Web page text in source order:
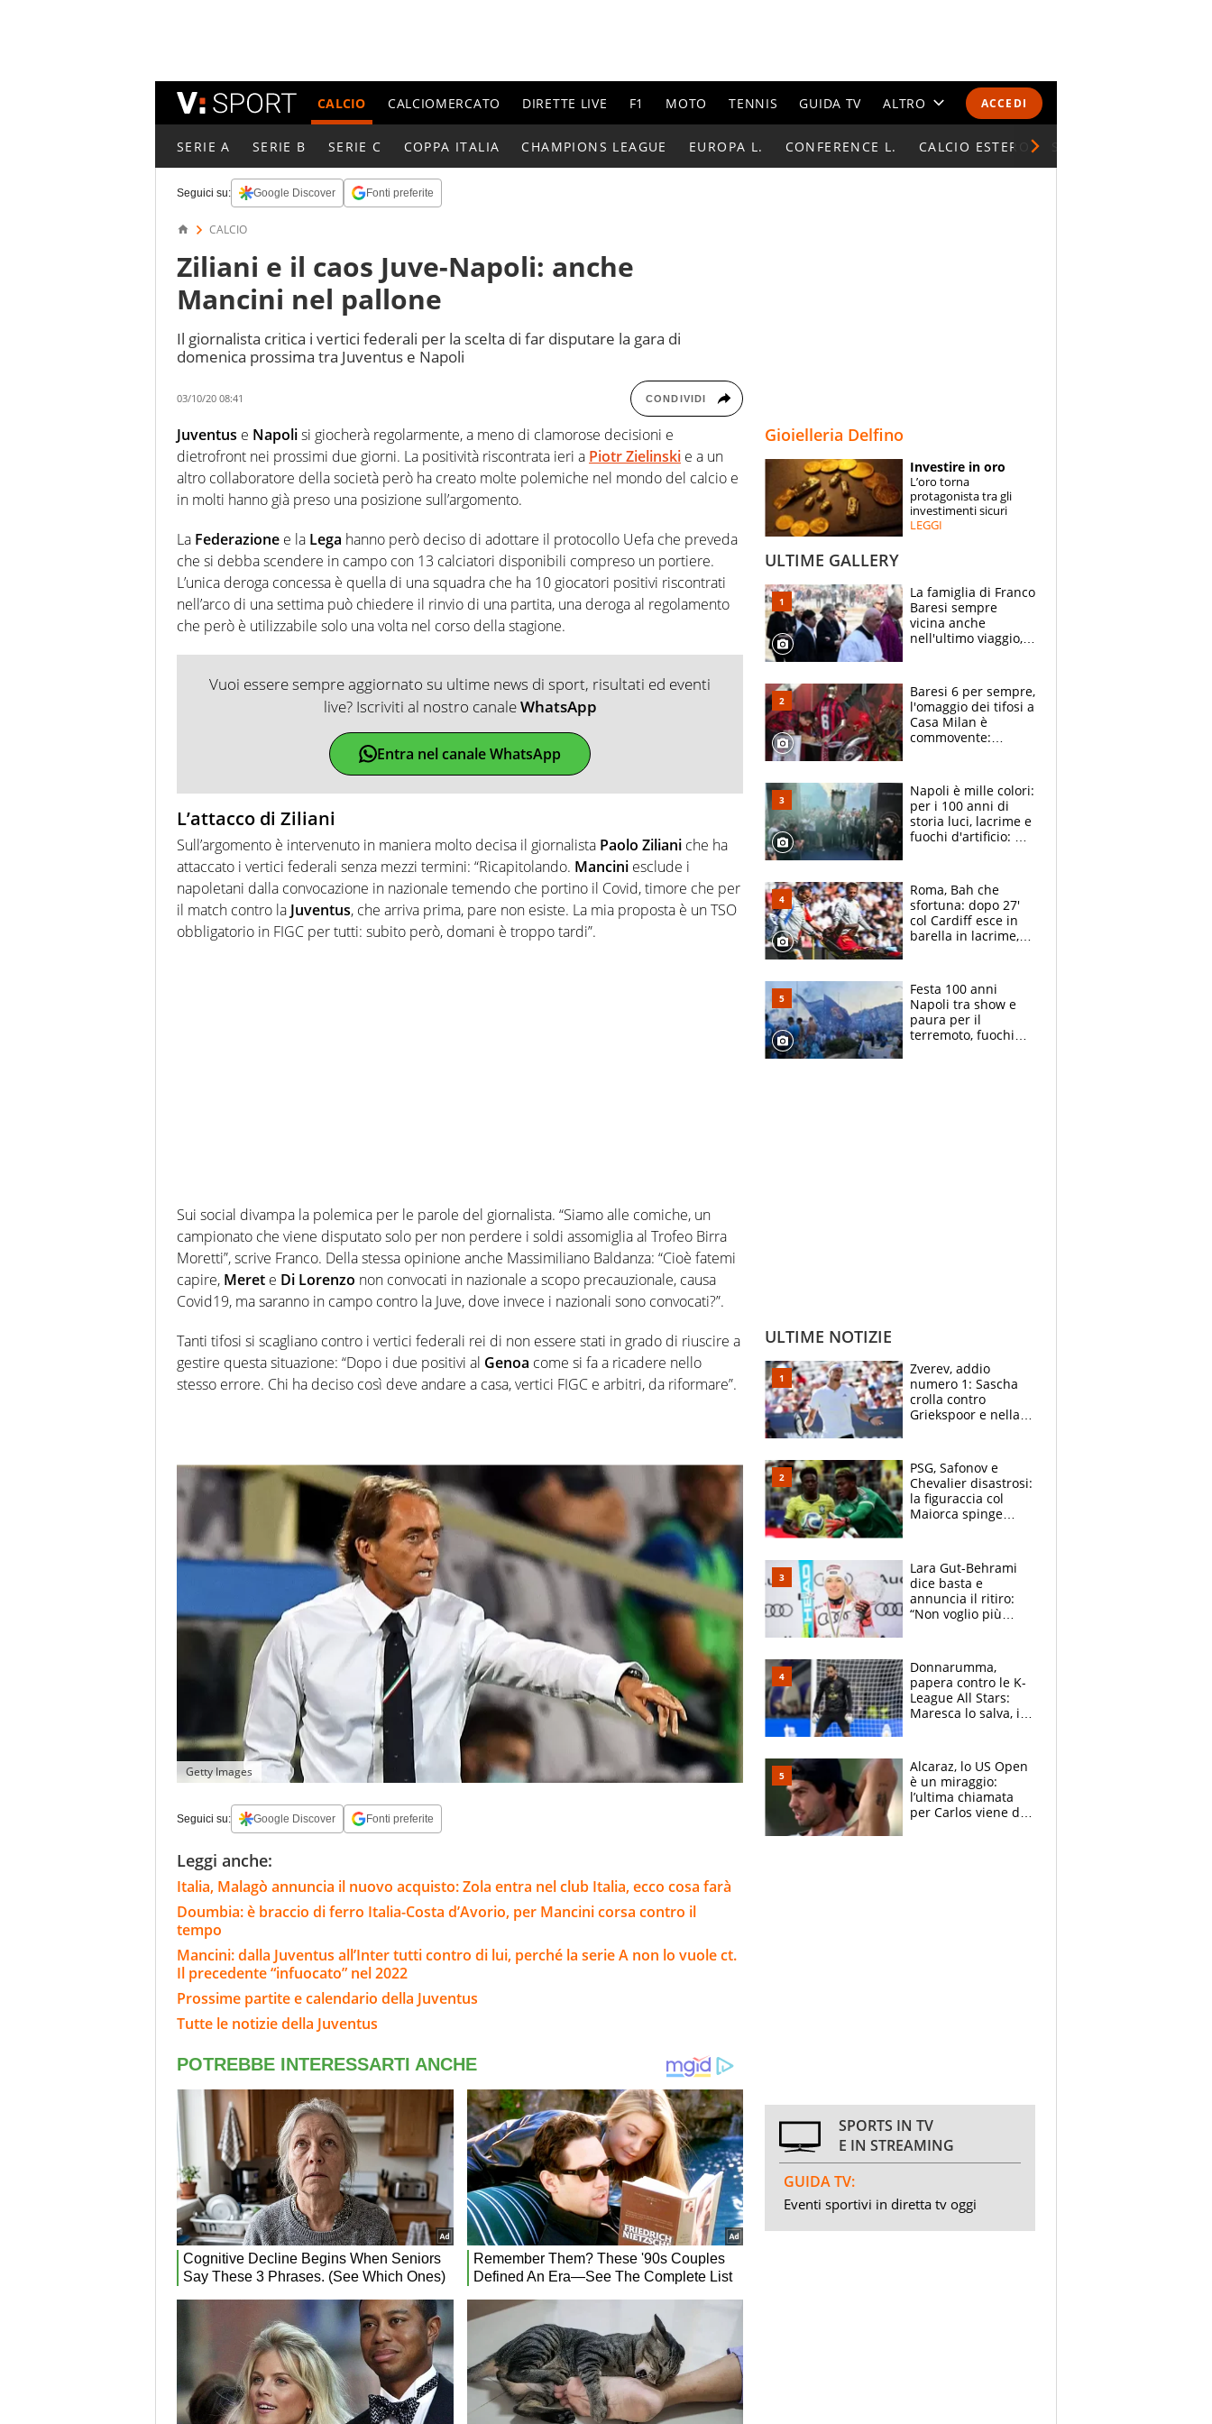
ACCEDI
CALCIO CALCIOMERCATO DIRETTE LIVE F1 MOTO TENNIS GUIDA TV ALTRO
CALENDARI E CLASSIFICHE
ESPERTI
CONTATTI
SERIE A SERIE B SERIE C COPPA ITALIA CHAMPIONS LEAGUE EUROPA L. CONFERENCE L. CALCIO ESTERO
Seguici su: Google Discover Fonti preferite
CALCIO
Ziliani e il caos Juve-Napoli: anche
Mancini nel pallone
Il giornalista critica i vertici federali per la scelta di far disputare la gara di
domenica prossima tra Juventus e Napoli
03/10/20 08:41 CONDIVIDI
Juventus e Napolisi giocherà regolarmente, a meno di clamorose decisioni e
dietrofront nei prossimi due giorni. La positività riscontrata ieri a Piotr Zielinski e a un
altro collaboratore della società però ha creato molte polemiche nel mondo del calcio e
in molti hanno già preso una posizione sull’argomento.
La Federazione e la Lega hanno però deciso di adottare il protocollo Uefa che preveda
che si debba scendere in campo con 13 calciatori disponibili compreso un portiere.
L’unica deroga concessa è quella di una squadra che ha 10 giocatori positivi riscontrati
nell’arco di una settima può chiedere il rinvio di una partita, una deroga al regolamento
che però è utilizzabile solo una volta nel corso della stagione.
Vuoi essere sempre aggiornato su ultime news di sport, risultati ed eventi
live? Iscriviti al nostro canaleWhatsApp
Entra nel canale WhatsApp
L’attacco di Ziliani
Sull’argomento è intervenuto in maniera molto decisa il giornalista Paolo Ziliani che ha
attaccato i vertici federali senza mezzi termini: “Ricapitolando. Mancini esclude i
napoletani dalla convocazione in nazionale temendo che portino il Covid, timore che per
il match contro la Juventus, che arriva prima, pare non esiste. La mia proposta è un TSO
obbligatorio in FIGC per tutti: subito però, domani è troppo tardi”.
Sui social divampa la polemica per le parole del giornalista. “Siamo alle comiche, un
campionato che viene disputato solo per non perdere i soldi assomiglia al Trofeo Birra
Moretti”, scrive Franco. Della stessa opinione anche Massimiliano Baldanza: “Cioè fatemi
capire, Meret e Di Lorenzo non convocati in nazionale a scopo precauzionale, causa
Covid19, ma saranno in campo contro la Juve, dove invece i nazionali sono convocati?”.
Tanti tifosi si scagliano contro i vertici federali rei di non essere stati in grado di riuscire a
gestire questa situazione: “Dopo i due positivi al Genoa come si fa a ricadere nello
stesso errore. Chi ha deciso così deve andare a casa, vertici FIGC e arbitri, da riformare”.
Getty Images
Seguici su: Google Discover Fonti preferite
Leggi anche:
Italia, Malagò annuncia il nuovo acquisto: Zola entra nel club Italia, ecco cosa farà
Doumbia: è braccio di ferro Italia-Costa d’Avorio, per Mancini corsa contro il
tempo
Mancini: dalla Juventus all’Inter tutti contro di lui, perché la serie A non lo vuole ct.
Il precedente “infuocato” nel 2022
Prossime partite e calendario della Juventus
Tutte le notizie della Juventus
Gioielleria Delfino
Investire in oro
L’oro torna
protagonista tra gli
investimenti sicuri
LEGGI
ULTIME GALLERY
La famiglia di Franco
Baresi sempre
vicina anche
nell'ultimo viaggio,
circondati
dall'affetto dei tifosi
Baresi 6 per sempre,
l'omaggio dei tifosi a
Casa Milan è
commovente:
bigliettini
Napoli è mille colori:
per i 100 anni di
storia luci, lacrime e
fuochi d'artificio: De
Roma, Bah che
sfortuna: dopo 27'
col Cardiff esce in
barella in lacrime,
prendono 3 gol in
45'
Festa 100 anni
Napoli tra show e
paura per il
terremoto, fuochi
ULTIME NOTIZIE
Zverev, addio
numero 1: Sascha
crolla contro
Griekspoor e nella
terzo. Quanti malori
a Montreal
PSG, Safonov e
Chevalier disastrosi:
la figuraccia col
Maiorca spinge
rischio beffa
Lara Gut-Behrami
dice basta e
annuncia il ritiro:
“Non voglio più
Brignone
Donnarumma,
papera contro le K-
League All Stars:
Maresca lo salva, i
Alcaraz, lo US Open
è un miraggio:
l’ultima chiamata
per Carlos viene da
SPORTS IN TV
E IN STREAMING
GUIDA TV:
Eventi sportivi in diretta tv oggi